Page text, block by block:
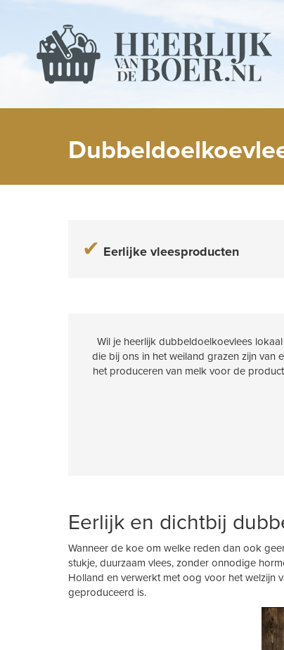
✔ Eerlijke vleesproducten
Wil je heerlijk dubbeldoelkoevlees
die bij ons in het weiland grazen zijn
het produceren van melk voor de
Eerlijk en dichtbij
Wanneer de koe om welke reden dan ook
stukje, duurzaam vlees, zonder onnodige
Holland en verwerkt met oog voor het welzijn
geproduceerd is.